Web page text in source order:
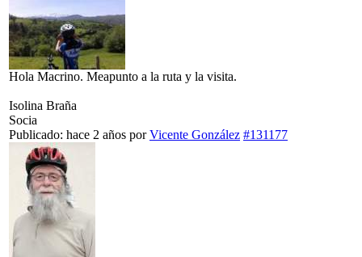
Hola Macrino. Meapunto a la ruta y la visita.
Isolina Braña
Socia
Publicado: hace 2 años porVicente González #131177